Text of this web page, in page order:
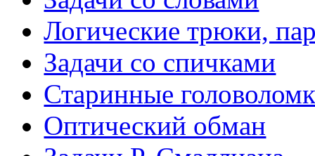
Логические трюки,
Задачи со спичками
Старинные
Оптический обман